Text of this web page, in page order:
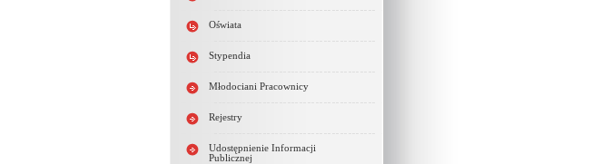
Oświata
Stypendia
Młodociani Pracownicy
Rejestry
Udostępnienie Informacji
Publicznej